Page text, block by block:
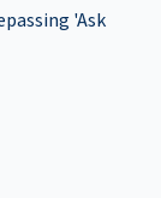
'Ask